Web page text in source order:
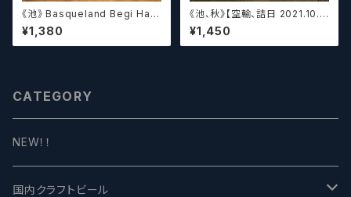
《池》 Basqueland Begi Hau
ndi ベヒ アウンディ
¥1,380
《池、秋》【空輸、詰日 2021.10.2
6】ディフィニティブ エルスウェア
/ Definitive Elsewhere
¥1,450
CATEGORY
NEW！！
国内クラフトビール